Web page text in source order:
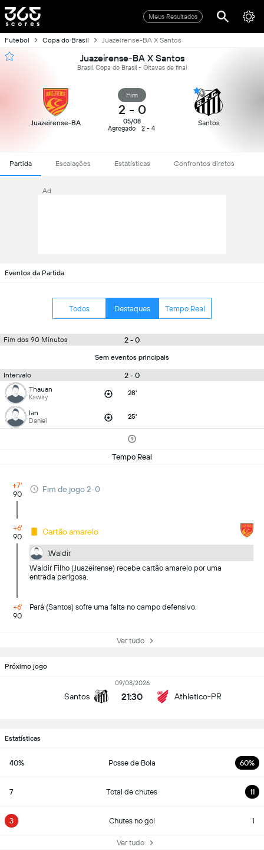
Meus Resultados
Futebol Copa do Brasil Juazeirense-BA X Santos
Juazeirense-BA X Santos
Brasil, Copa do Brasil - Oitavas de final
Juazeirense-BA
Fim
2 - 0
05/08
Agregado
2 - 4
Santos
Partida Escalações Estatísticas Confrontos diretos
Ad
Eventos da Partida
Todos Destaques Tempo Real
Fim dos 90 Minutos 2 - 0
Sem eventos principais
Intervalo 2 - 0
Thauan
Kaway 28'
Ian
Daniel 25'
Tempo Real
+7'
90
Fim de jogo 2-0
+6'
90
Cartão amarelo
Waldir
Waldir Filho (Juazeirense) recebe cartão amarelo por uma
entrada perigosa.
+6'
90
Pará (Santos) sofre uma falta no campo defensivo.
Ver tudo
Próximo jogo
Santos
09/08/2026
21:30 Athletico-PR
Estatísticas
40% Posse de Bola 60%
7 Total de chutes 11
3 Chutes no gol 1
Ver tudo